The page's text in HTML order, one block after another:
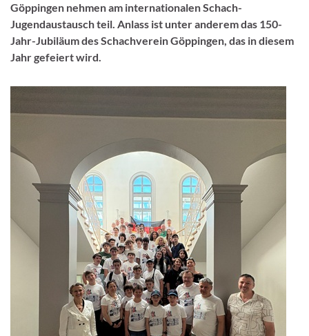
Göppingen nehmen am internationalen Schach-
Jugendaustausch teil. Anlass ist unter anderem das 150-
Jahr-Jubiläum des Schachverein Göppingen, das in diesem
Jahr gefeiert wird.